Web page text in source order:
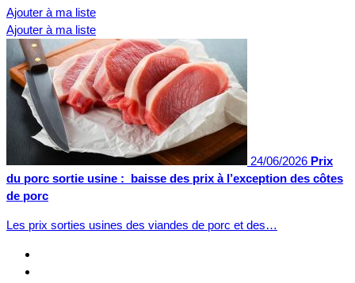
Ajouter à ma liste
Ajouter à ma liste
24/06/2026 Prix
du porc sortie usine : baisse des prix à l’exception des côtes
de porc
Les prix sorties usines des viandes de porc et des…